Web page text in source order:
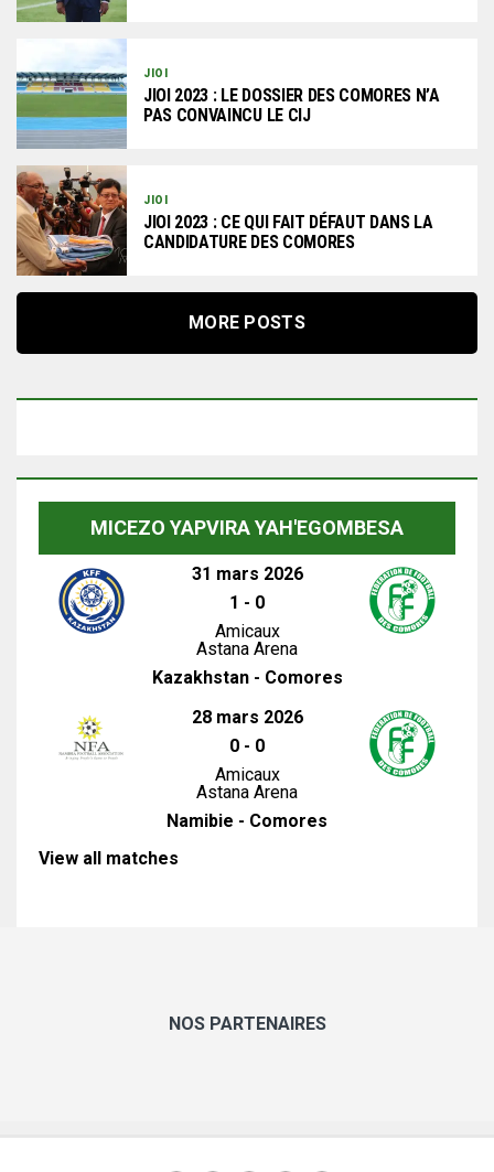
JIOI
JIOI 2023 : LE DOSSIER DES COMORES N’A
PAS CONVAINCU LE CIJ
JIOI
JIOI 2023 : CE QUI FAIT DÉFAUT DANS LA
CANDIDATURE DES COMORES
MORE POSTS
MICEZO YAPVIRA YAH'EGOMBESA
31 mars 2026
1 - 0
Amicaux
Astana Arena
Kazakhstan - Comores
28 mars 2026
0 - 0
Amicaux
Astana Arena
Namibie - Comores
View all matches
NOS PARTENAIRES